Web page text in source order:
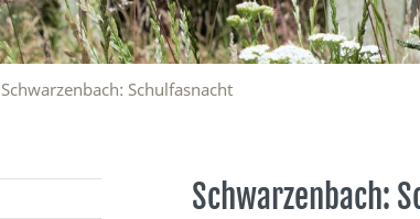
Schwarzenbach: Schulfasnacht
Schwarzenbach: